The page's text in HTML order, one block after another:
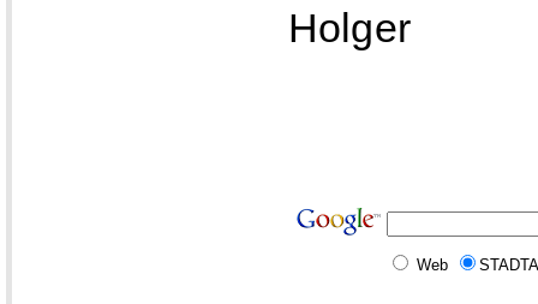
Holger
Web